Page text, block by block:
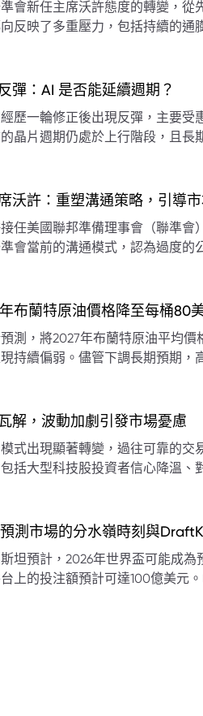
會新任主席沃許態度的轉變，
反映了多重壓力，包括持續的通
施降息或激進縮減資產負債表的
彈：AI 是否能延續週期？
歷一輪修正後出現反彈，主要受
晶片週期仍處於上行階段，且長
預期將持續走高。
沃許：重塑溝通策略，引導
任美國聯邦準備理事會（聯準
會當前的溝通模式，認為過度的
的發布方式及其頻率，目標是減
布蘭特原油價格降至每桶80
測，將2027年布蘭特原油平均
持續偏弱。儘管下調長期預期，
桶90美元。該行認為，美國、巴
二季度的全球供應缺口（每日
年底油價可能升至每桶110美元
需求進一步走弱，2026年底油
解，波動加劇引發市場憂慮
式出現顯著轉變，過往可靠的
括大型科技股投資者信心降溫
見顯示，雙向交易與市場震盪加
穩定性大幅下降。 * **經濟數據拉扯：** 經濟數據表現出韌性與聯
扯，加劇市場不確定性。 * **專家預期：** 預計將持續出現
。 * **聚焦聯準會：** 聯準會的利率決議及後續記者會，被視為短
測市場的分水嶺時刻與
坦預計，2026年世界盃可能成
上的投注額預計可達100億美元
權以及對預測市場業務的拓展，